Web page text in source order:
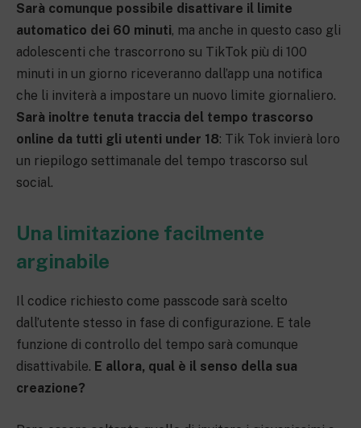
Sarà comunque possibile disattivare il limite
automatico dei 60 minuti, ma anche in questo caso gli
adolescenti che trascorrono su TikTok più di 100
minuti in un giorno riceveranno dall’app una notifica
che li inviterà a impostare un nuovo limite giornaliero.
Sarà inoltre tenuta traccia del tempo trascorso
online da tutti gli utenti under 18: Tik Tok invierà loro
un riepilogo settimanale del tempo trascorso sul
social.
Una limitazione facilmente
arginabile
Il codice richiesto come passcode sarà scelto
dall’utente stesso in fase di configurazione. E tale
funzione di controllo del tempo sarà comunque
disattivabile. E allora, qual è il senso della sua
creazione?